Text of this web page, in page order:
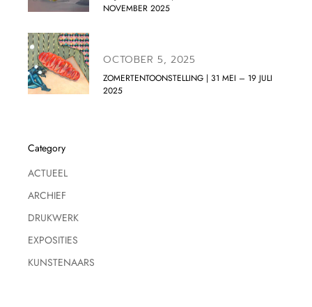
NOVEMBER 2025
OCTOBER 5, 2025
ZOMERTENTOONSTELLING | 31 MEI – 19 JULI
2025
Category
ACTUEEL
ARCHIEF
DRUKWERK
EXPOSITIES
KUNSTENAARS